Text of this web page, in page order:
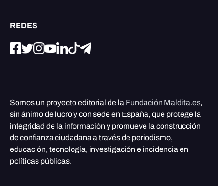
REDES
Somos un proyecto editorial de la Fundación Maldita.es,
sin ánimo de lucro y con sede en España, que protege la
integridad de la información y promueve la construcción
de confianza ciudadana a través de periodismo,
educación, tecnología, investigación e incidencia en
políticas públicas.